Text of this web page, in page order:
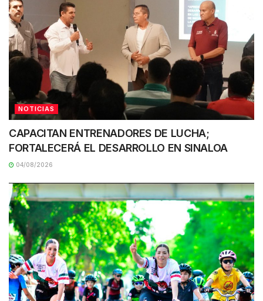
NOTICIAS
CAPACITAN ENTRENADORES DE LUCHA;
FORTALECERÁ EL DESARROLLO EN SINALOA
04/08/2026